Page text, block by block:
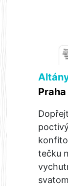
Praha
tečku